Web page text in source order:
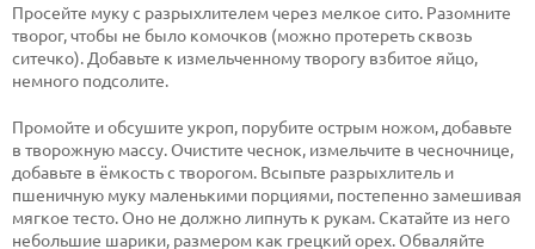
Просейте муку с разрыхлителем через мелкое сито. Разомните
творог, чтобы не было комочков (можно протереть сквозь
ситечко). Добавьте к измельченному творогу взбитое яйцо,
немного подсолите.
Промойте и обсушите укроп, порубите острым ножом, добавьте
в творожную массу. Очистите чеснок, измельчите в чесночнице,
добавьте в ёмкость с творогом. Всыпьте разрыхлитель и
пшеничную муку маленькими порциями, постепенно замешивая
мягкое тесто. Оно не должно липнуть к рукам. Скатайте из него
небольшие шарики, размером как грецкий орех. Обваляйте